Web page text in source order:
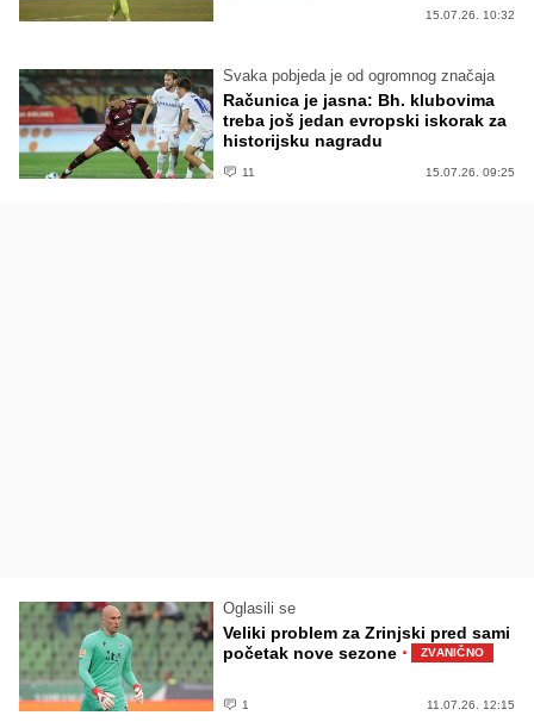
15.07.26. 10:32
Svaka pobjeda je od ogromnog značaja
Računica je jasna: Bh. klubovima
treba još jedan evropski iskorak za
historijsku nagradu
11 15.07.26. 09:25
Oglasili se
Veliki problem za Zrinjski pred sami
početak nove sezone · ZVANIČNO
1 11.07.26. 12:15